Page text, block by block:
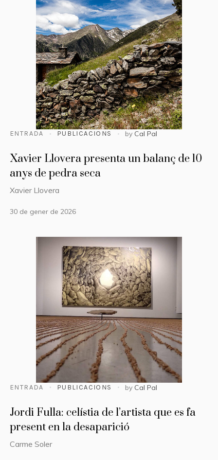
ENTRADA PUBLICACIONS by Cal Pal
Xavier Llovera presenta un balanç de 10
anys de pedra seca
Xavier Llovera
30 de gener de 2026
ENTRADA PUBLICACIONS by Cal Pal
Jordi Fulla: celístia de l’artista que es fa
present en la desaparició
Carme Soler